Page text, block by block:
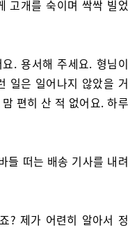
고개를 숙이며 싹싹 빌었
. 용서해 주세요. 형님이
일은 일어나지 않았을 거
편히 산 적 없어요. 하루
들 떠는 배송 기사를 내려
? 제가 어련히 알아서 정